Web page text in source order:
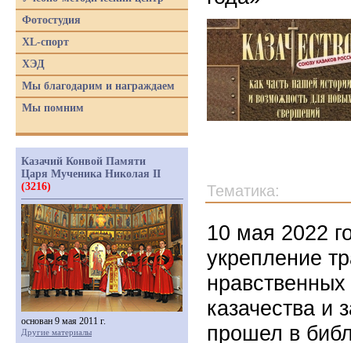
Тематика:
10 мая 2022
укрепление
казачества и
прошел в
Фотостудия
XL-спорт
ХЭД
Мы благодарим и награждаем
Мы помним
Казачий Конвой Памяти
Царя Мученика Николая II
(3216)
основан 9 мая 2011 г.
Другие материалы